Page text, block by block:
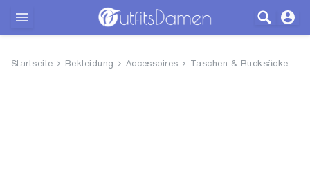
Startseite Bekleidung Accessoires Taschen & Rucksäcke